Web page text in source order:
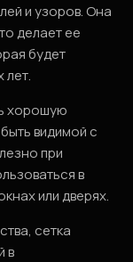
и узоров. Она
делает ее
будет
лет.
хорошую
видимой с
при
в
или дверях.
сетка
в